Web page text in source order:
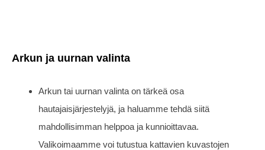
Arkun ja uurnan valinta
Arkun tai uurnan valinta on tärkeä osa
hautajaisjärjestelyjä, ja haluamme tehdä siitä
mahdollisimman helppoa ja kunnioittavaa.
Valikoimaamme voi tutustua kattavien kuvastojen